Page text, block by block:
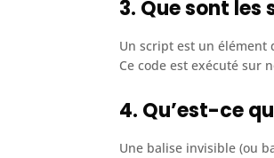
3. Que sont les
Un script est un élément
Ce code est exécuté sur
4. Qu’est-ce
Une balise invisible (ou